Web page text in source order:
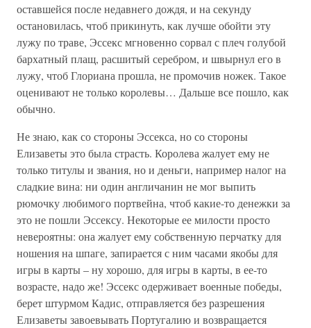
оставшейся после недавнего дождя, и на секунду
остановилась, чтоб прикинуть, как лучше обойти эту
лужу по траве, Эссекс мгновенно сорвал с плеч голубой
бархатный плащ, расшитый серебром, и швырнул его в
лужу, чтоб Глориана прошла, не промочив ножек. Такое
оценивают не только королевы… Дальше все пошло, как
обычно.
Не знаю, как со стороны Эссекса, но со стороны
Елизаветы это была страсть. Королева жалует ему не
только титулы и звания, но и деньги, например налог на
сладкие вина: ни один англичанин не мог выпить
рюмочку любимого портвейна, чтоб какие-то денежки за
это не пошли Эссексу. Некоторые ее милости просто
невероятны: она жалует ему собственную перчатку для
ношения на шпаге, запирается с ним часами якобы для
игры в карты – ну хорошо, для игры в карты, в ее-то
возрасте, надо же! Эссекс одерживает военные победы,
берет штурмом Кадис, отправляется без разрешения
Елизаветы завоевывать Португалию и возвращается